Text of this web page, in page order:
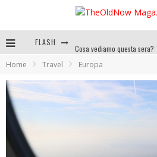
FLASH
SEE YOU AT 5 | Chanel
Home Travel Europa